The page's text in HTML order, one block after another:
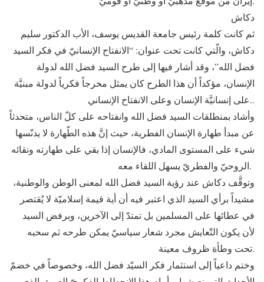
دكاش
ثم كانت كلمة رئيس جامعة القديس يوسف، الأب الدكتور سليم
دكاش، والّتي كانت تحت عنوان: “الانفتاح الإنسانيّ في فكر السيد
فضل الله”، وقد أشار فيها إلى طرح السيد فضل الله لدولة
الإنسان، مؤكداً أن هذا الطرح كان يمثل مخرجاً فكرياً لدولة مبنيَّة
على إنسانيَّة الإنسان وعلى الانفتاح الإنساني..
وأشاد بمنطلقات السيد فضل الله وانفتاحه على كلّ الناس، متحدثاً
عن مبدأ طهارة الإنسان الفطرية، حيث إنَّ هذه الطّهارة لا يدنّسها
شيء على المستوى المادي، فالإنسان إذا بقي على طهارته ونقائه
الروحيّ والفطريّ يسهل اللقاء معه.
وتوقَّف دكاش عند رؤية السيد فضل الله لمعنى الوطن والوطنية،
مشيداً برأي السيد الذي اعتبر فيه أن أية قيمة إسلاميّة لا يُقتصر
في عطائها على المسلمين بل تمتدّ إلى الآخرين، وبرفض السيد
لأن يكون التّعايش مجرد شعار سياسيّ يمكن طرحه ثم سحبه
تحت وطأة ظروف معينة.
وختم داعياً إلى استثمار فكر السيّد فضل الله، وخصوصاً في خضمّ